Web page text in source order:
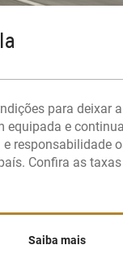
para deixar
equipada e
responsabilidade
Confira as
Saiba mais